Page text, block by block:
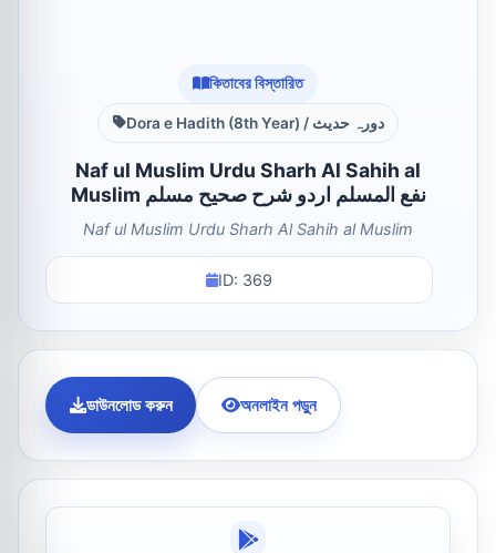
কিতাবের বিস্তারিত
Dora e Hadith (8th Year) / دورہ حدیث
Naf ul Muslim Urdu Sharh Al Sahih al
Muslim نفع المسلم اردو شرح صحیح مسلم
Naf ul Muslim Urdu Sharh Al Sahih al Muslim
ID: 369
ডাউনলোড করুন অনলাইন পড়ুন